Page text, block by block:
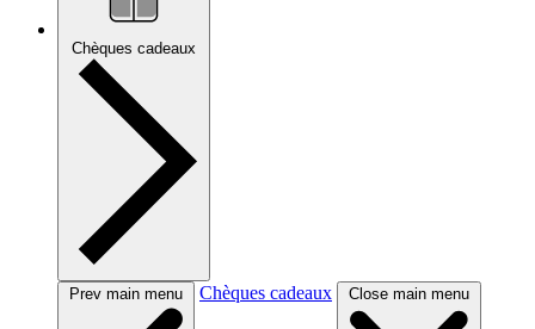
Chèques cadeaux
Prev main menu Chèques cadeaux Close main menu